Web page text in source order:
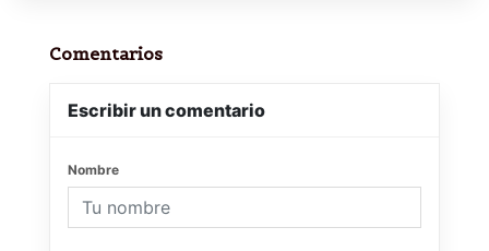
Comentarios
Escribir un comentario
Nombre